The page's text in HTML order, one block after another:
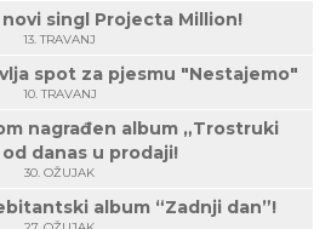
singl Projecta Million!
13. TRAVANJ
spot za pjesmu "Nestajemo"
10. TRAVANJ
nagrađen album „Trostruki
danas u prodaji!
30. OŽUJAK
album “Zadnji dan”!